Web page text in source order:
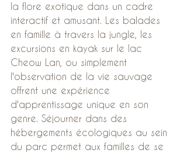
la flore exotique dans un cadre
interactif et amusant. Les balades
en famille à travers la jungle, les
excursions en kayak sur le lac
Cheow Lan, ou simplement
l'observation de la vie sauvage
offrent une expérience
d'apprentissage unique en son
genre. Séjourner dans des
hébergements écologiques au sein
du parc permet aux familles de se